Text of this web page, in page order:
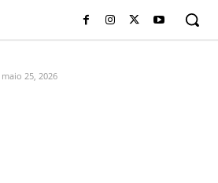
maio 25, 2026